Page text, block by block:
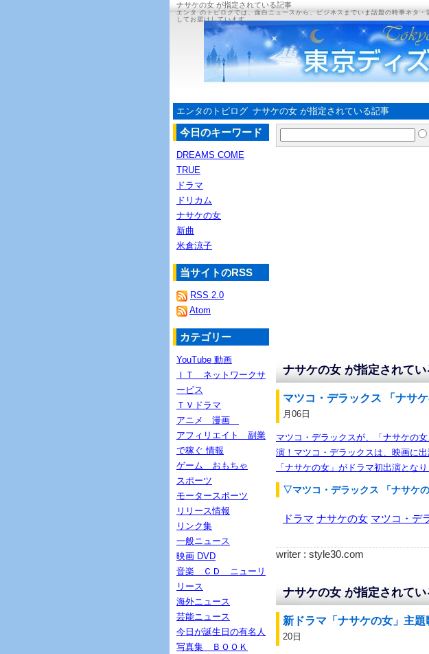
ナサケの女 が指定されている記事
エンタ のトピログでは、面白ニュースから、ビジネスまでいま話題の時事ネタ
してお届けしています。
エンタのトピログ ナサケの女 が指定されている記事
ナサケの女 が指定されて
マツコ・デラックス 「ナサ
月06日
マツコ・デラックスが、「ナサケの
演！マツコ・デラックスは、映画に
「ナサケの女」がドラマ初出演とな
▽マツコ・デラックス 「ナサケ
ドラマ ナサケの女 マツコ・デ
writer : style30.com
ナサケの女 が指定されて
新ドラマ「ナサケの女」主
20日
今日のキーワード
DREAMS COME
TRUE
ドラマ
ドリカム
ナサケの女
新曲
米倉涼子
当サイトのRSS
RSS 2.0
Atom
カテゴリー
YouTube 動画
ＩＴ ネットワークサ
ービス
ＴＶドラマ
アニメ 漫画
アフィリエイト 副業
で稼ぐ 情報
ゲーム おもちゃ
スポーツ
モータースポーツ
リリース情報
リンク集
一般ニュース
映画 DVD
音楽 ＣＤ ニューリ
リース
海外ニュース
芸能ニュース
今日が誕生日の有名人
写真集 ＢＯＯＫ